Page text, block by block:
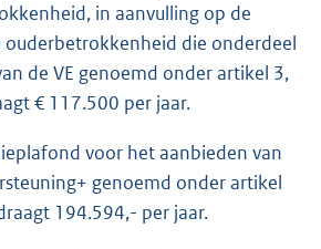
in aanvulling op de
ouderbetrokkenheid die onderdeel
de VE genoemd onder artikel 3,
€ 117.500 per jaar.
voor het aanbieden van
genoemd onder artikel
194.594,- per jaar.